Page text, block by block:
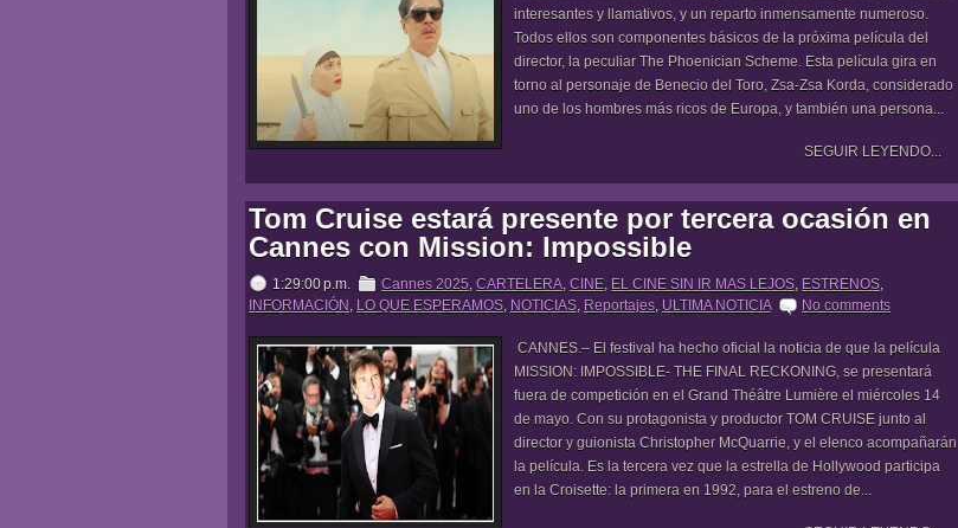
interesantes y llamativos, y un reparto inmensamente numeroso.
Todos ellos son componentes básicos de la próxima película del
director, la peculiar The Phoenician Scheme. Esta película gira en
torno al personaje de Benecio del Toro, Zsa-Zsa Korda, considerado
uno de los hombres más ricos de Europa, y también una persona...
SEGUIR LEYENDO...
Tom Cruise estará presente por tercera ocasión en
Cannes con Mission: Impossible
1:29:00 p.m. Cannes 2025, CARTELERA, CINE, EL CINE SIN IR MAS LEJOS, ESTRENOS,
INFORMACIÓN , LO QUE ESPERAMOS, NOTICIAS, Reportajes, ULTIMA NOTICIA No comments
CANNES.– El festival ha hecho oficial la noticia de que la película
MISSION: IMPOSSIBLE- THE FINAL RECKONING, se presentará
fuera de competición en el Grand Théâtre Lumière el miércoles 14
de mayo. Con su protagonista y productor TOM CRUISE junto al
director y guionista Christopher McQuarrie, y el elenco acompañarán
la película. Es la tercera vez que la estrella de Hollywood participa
en la Croisette: la primera en 1992, para el estreno de...